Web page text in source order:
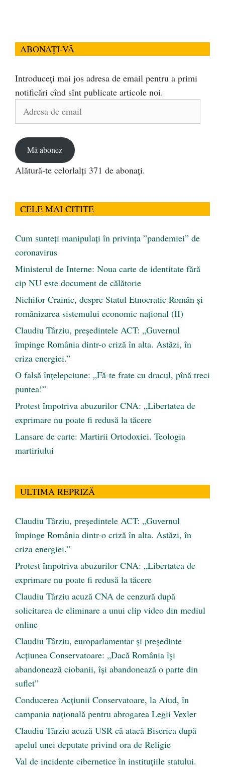
ABONAȚI-VĂ
Introduceți mai jos adresa de email pentru a primi
notificări cînd sînt publicate articole noi.
Mă abonez
Alătură-te celorlalți 371 de abonați.
CELE MAI CITITE
Cum sunteți manipulați în privința ”pandemiei” de
coronavirus
Ministerul de Interne: Noua carte de identitate fără
cip NU este document de călătorie
Nichifor Crainic, despre Statul Etnocratic Român şi
românizarea sistemului economic naţional (II)
Claudiu Târziu, președintele ACT: „Guvernul
împinge România dintr-o criză în alta. Astăzi, în
criza energiei.”
O falsă înțelepciune: „Fă-te frate cu dracul, pînă treci
puntea!”
Protest împotriva abuzurilor CNA: „Libertatea de
exprimare nu poate fi redusă la tăcere
Lansare de carte: Martirii Ortodoxiei. Teologia
martiriului
ULTIMA REPRIZĂ
Claudiu Târziu, președintele ACT: „Guvernul
împinge România dintr-o criză în alta. Astăzi, în
criza energiei.”
Protest împotriva abuzurilor CNA: „Libertatea de
exprimare nu poate fi redusă la tăcere
Claudiu Târziu acuză CNA de cenzură după
solicitarea de eliminare a unui clip video din mediul
online
Claudiu Târziu, europarlamentar și președinte
Acțiunea Conservatoare: „Dacă România își
abandonează ciobanii, își abandonează o parte din
suflet”
Conducerea Acțiunii Conservatoare, la Aiud, în
campania națională pentru abrogarea Legii Vexler
Claudiu Târziu acuză USR că atacă Biserica după
apelul unei deputate privind ora de Religie
Val de incidente cibernetice în instituțiile statului.